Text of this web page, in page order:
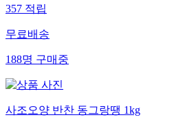
357적립
무료배송
188명구매중
사조오양 반찬 동그랑땡 1kg